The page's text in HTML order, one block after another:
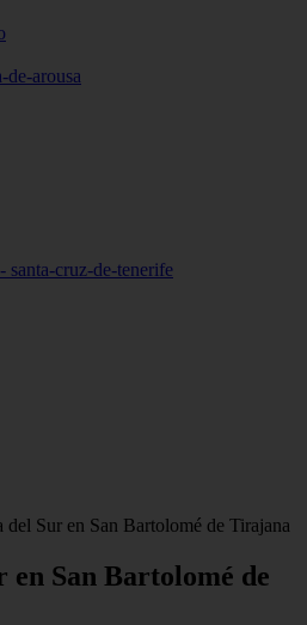
de-arousa
santa-cruz-de-tenerife
del Sur en San Bartolomé de Tirajana
en San Bartolomé de